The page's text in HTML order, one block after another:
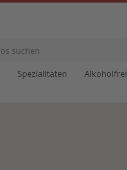
Spezialitäten Alkoholfrei